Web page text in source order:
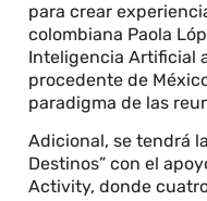
para crear
colombiana Paola
Inteligencia Artificial
procedente de
paradigma de las
Adicional, se tendrá
Destinos” con el
Activity, donde